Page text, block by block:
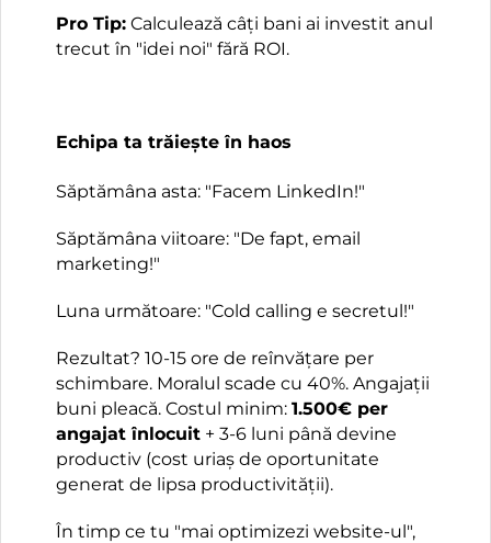
Pro Tip: Calculează câți bani ai investit anul
trecut în "idei noi" fără ROI.
Echipa ta trăiește în haos
Săptămâna asta: "Facem LinkedIn!"
Săptămâna viitoare: "De fapt, email
marketing!"
Luna următoare: "Cold calling e secretul!"
Rezultat? 10-15 ore de reînvățare per
schimbare. Moralul scade cu 40%. Angajații
buni pleacă. Costul minim: 1.500€ per
angajat înlocuit + 3-6 luni până devine
productiv (cost uriaș de oportunitate
generat de lipsa productivității).
În timp ce tu "mai optimizezi website-ul",